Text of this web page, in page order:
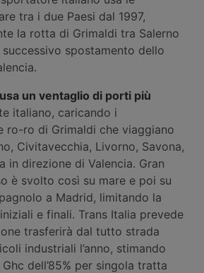
tra i due Paesi dal 1997,
la rotta di Grimaldi tra Salerno
spostamento dello
un ventaglio di porti più
italiano, caricando i
ro-ro di Grimaldi che viaggiano
Civitavecchia, Livorno, Savona,
in direzione di Valencia. Gran
è svolto così su mare e poi su
a Madrid, limitando la
e finali. Trans Italia prevede
trasferirà dal tutto strada
industriali l’anno, stimando
dell’85% per singola tratta